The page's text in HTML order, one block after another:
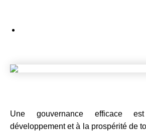
Une gouvernance efficace
développement et à la prospérité de